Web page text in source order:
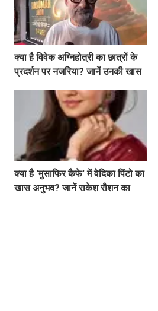
क्या है विवेक अग्निहोत्री का छात्रों के
प्रदर्शन पर नजरिया? जानें उनकी खास
क्या है 'मुसाफिर कैफे' में वेदिका पिंटो का
खास अनुभव? जानें राकेश रौशन का